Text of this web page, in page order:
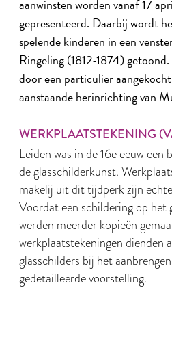
aanwinsten worden vanaf 17
gepresenteerd. Daarbij wordt
spelende kinderen in een
Ringeling (1812-1874)
door een particulier
aanstaande herinrichting van
WERKPLAATSTEKENING
Leiden was in de 16e eeuw
de glasschilderkunst.
makelij uit dit tijdperk zijn
Voordat een schildering op het
werden meerder kopieën
werkplaatstekeningen dienden
glasschilders bij het
gedetailleerde voorstelling.